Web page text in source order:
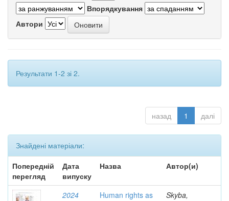
Впорядкування
Автори
Результати 1-2 зі 2.
назад 1 далі
Знайдені матеріали:
Попередній
перегляд
Дата
випуску
Назва Автор(и)
2024
Human rights as
Skyba,